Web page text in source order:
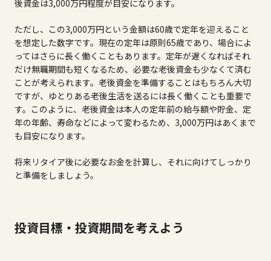
後資金は3,000万円程度が目安になります。
ただし、この3,000万円という金額は60歳で定年を迎えること
を想定した数字です。現在の定年は原則65歳であり、場合によ
ってはさらに長く働くこともあります。定年が遅くなればそれ
だけ無職期間も短くなるため、必要な老後資金も少なくて済む
ことが考えられます。老後資金を準備することはもちろん大切
ですが、ゆとりある老後生活を送るには長く働くことも重要で
す。このように、老後資金は本人の定年前の給与額や貯金、定
年の年齢、寿命などによって変わるため、3,000万円はあくまで
も目安になります。
将来リタイア後に必要なお金を計算し、それに向けてしっかり
と準備をしましょう。
投資目標・投資期間を考えよう